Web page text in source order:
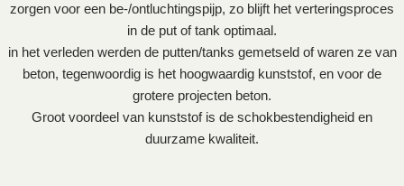
zorgen voor een be-/ontluchtingspijp, zo blijft het verteringsproces
in de put of tank optimaal.
in het verleden werden de putten/tanks gemetseld of waren ze van
beton, tegenwoordig is het hoogwaardig kunststof, en voor de
grotere projecten beton.
Groot voordeel van kunststof is de schokbestendigheid en
duurzame kwaliteit.